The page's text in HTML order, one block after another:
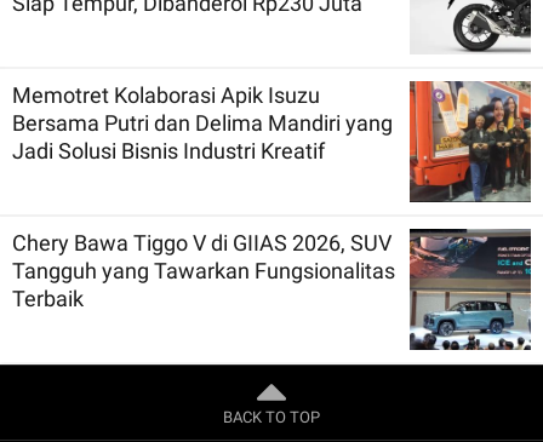
Memotret Kolaborasi Apik Isuzu
Bersama Putri dan Delima Mandiri yang
Jadi Solusi Bisnis Industri Kreatif
Chery Bawa Tiggo V di GIIAS 2026, SUV
Tangguh yang Tawarkan Fungsionalitas
Terbaik
BACK TO TOP